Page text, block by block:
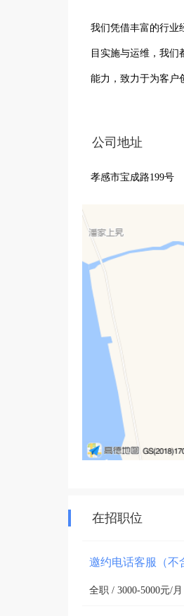
我们凭借丰富的行业
目实施与运维，我
能力，致力于为客户
孝南区龙跃信息技术
力量，与客户携手
公司地址
孝感市宝成路199号
在招职位
邀约电话客服（不
全职 / 3000-5000元/